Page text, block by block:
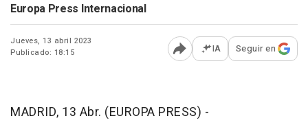
Europa Press Internacional
Jueves, 13 abril 2023
Publicado: 18:15
Abrir opciones para
IA Seguir en
MADRID, 13 Abr. (EUROPA PRESS) -